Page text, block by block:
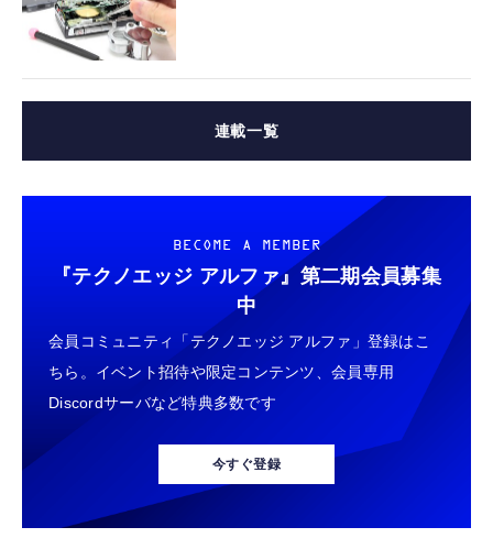
連載一覧
BECOME A MEMBER
『テクノエッジ アルファ』 第二期会員募集
中
会員コミュニティ「テクノエッジ アルファ」登録はこ
ちら。イベント招待や限定コンテンツ、会員専用
Discordサーバなど特典多数です
今すぐ登録